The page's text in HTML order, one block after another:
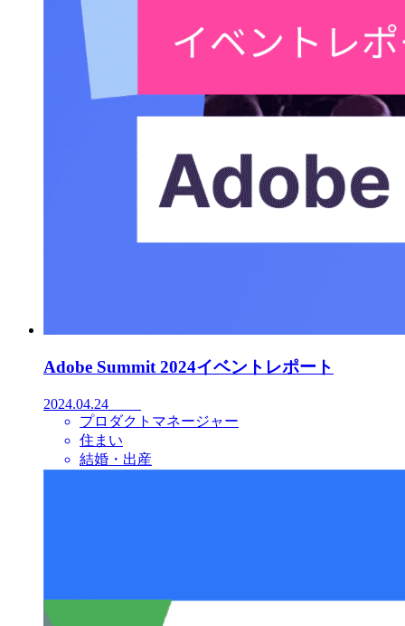
Adobe Summit 2024イベントレポート
2024.04.24
プロダクトマネージャー
住まい
結婚・出産